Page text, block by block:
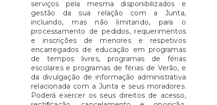
serviços pela mesma disponibilizados e
gestão da sua relação com a Junta,
incluindo, mas não limitando, para o
processamento de pedidos, requerimentos
e inscrições de menores e respetivos
encarregados de educação em programas
de tempos livres, programas de férias
escolares e programas de férias de Verão, e
da divulgação de informação administrativa
relacionada com a Junta e seus moradores.
Poderá exercer os seus direitos de acesso,